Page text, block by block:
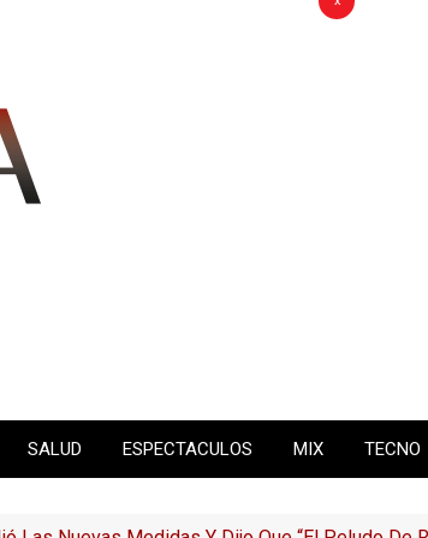
SALUD ESPECTACULOS MIX TECNO